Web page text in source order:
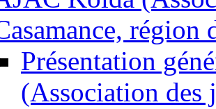
région
Présentation
(Association des